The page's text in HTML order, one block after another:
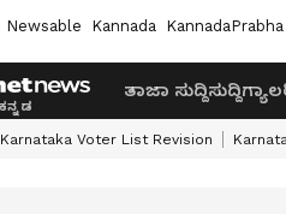
Newsable Kannada KannadaPrabha
ತಾಜಾ ಸುದ್ದಿಸುದ್ದಿ
Karnataka Voter List Revision